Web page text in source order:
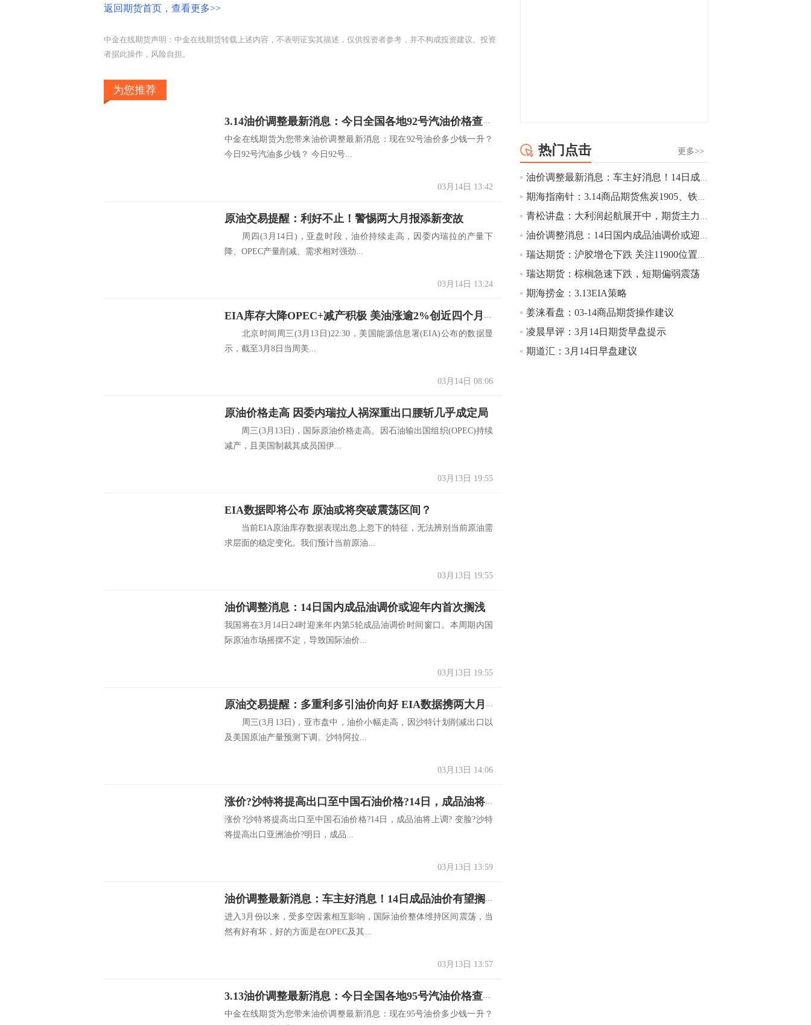
返回期货首页，查看更多>>
中金在线期货声明：中金在线期货转载上述内容，不表明证实其描述，仅供投资者参考，并不构成投资建议。投资
者据此操作，风险自担。
为您推荐
3.14油价调整最新消息：今日全国各地92号汽油价格查询一览
中金在线期货为您带来油价调整最新消息：现在92号油价多少钱一升？
今日92号汽油多少钱？ 今日92号...
03月14日 13:42
原油交易提醒：利好不止！警惕两大月报添新变故
周四(3月14日)，亚盘时段，油价持续走高，因委内瑞拉的产量下
降、OPEC产量削减、需求相对强劲...
03月14日 13:24
EIA库存大降OPEC+减产积极 美油涨逾2%创近四个月新高
北京时间周三(3月13日)22:30，美国能源信息署(EIA)公布的数据显
示，截至3月8日当周美...
03月14日 08:06
原油价格走高 因委内瑞拉人祸深重出口腰斩几乎成定局
周三(3月13日)，国际原油价格走高。因石油输出国组织(OPEC)持续
减产，且美国制裁其成员国伊...
03月13日 19:55
EIA数据即将公布 原油或将突破震荡区间？
当前EIA原油库存数据表现出忽上忽下的特征，无法辨别当前原油需
求层面的稳定变化。我们预计当前原油...
03月13日 19:55
油价调整消息：14日国内成品油调价或迎年内首次搁浅
我国将在3月14日24时迎来年内第5轮成品油调价时间窗口。本周期内国
际原油市场摇摆不定，导致国际油价...
03月13日 19:55
原油交易提醒：多重利多引油价向好 EIA数据携两大月报来袭
周三(3月13日)，亚市盘中，油价小幅走高，因沙特计划削减出口以
及美国原油产量预测下调。沙特阿拉...
03月13日 14:06
涨价?沙特将提高出口至中国石油价格?14日，成品油将上调?
涨价?沙特将提高出口至中国石油价格?14日，成品油将上调? 变脸?沙特
将提高出口亚洲油价?明日，成品...
03月13日 13:59
油价调整最新消息：车主好消息！14日成品油价有望搁浅！
进入3月份以来，受多空因素相互影响，国际油价整体维持区间震荡，当
然有好有坏，好的方面是在OPEC及其...
03月13日 13:57
3.13油价调整最新消息：今日全国各地95号汽油价格查询一览
中金在线期货为您带来油价调整最新消息：现在95号油价多少钱一升？
幅扩大至4.4%。
10:43
【行情】芝加哥11月大豆期货跌0.4%，12
月玉米期货跌1%。
10:43
【行情】油脂油料期货表现抢眼，豆二期
2.5%，棕榈油涨近2%，菜粕涨1.54%。
10:17
油期货走势预测
更多>>
热门点击
油价调整最新消息：车主好消息！14日成品油价有望搁浅！
期海指南针：3.14商品期货焦炭1905、铁矿石1905操作建议
青松讲盘：大利润起航展开中，期货主力大战来袭
油价调整消息：14日国内成品油调价或迎年内首次搁浅
瑞达期货：沪胶增仓下跌 关注11900位置支撑
瑞达期货：棕榈急速下跌，短期偏弱震荡
期海捞金：3.13EIA策略
姜涞看盘：03-14商品期货操作建议
凌晨早评：3月14日期货早盘提示
期道汇：3月14日早盘建议